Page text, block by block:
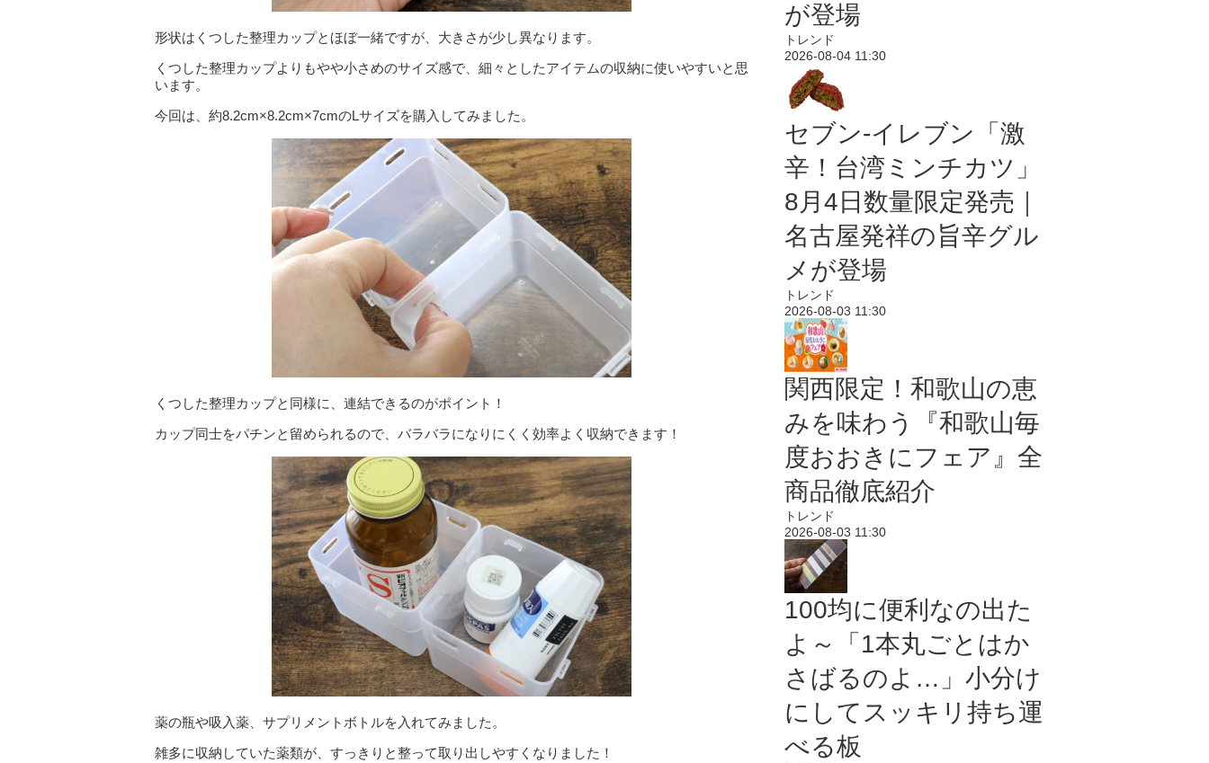
形状はくつした整理カップとほぼ一緒ですが、大きさが少し異なります。
くつした整理カップよりもやや小さめのサイズ感で、細々としたアイテムの収納に使いやすいと思
います。
今回は、約8.2cm×8.2cm×7cmのLサイズを購入してみました。
くつした整理カップと同様に、連結できるのがポイント！
カップ同士をパチンと留められるので、バラバラになりにくく効率よく収納できます！
薬の瓶や吸入薬、サプリメントボトルを入れてみました。
雑多に収納していた薬類が、すっきりと整って取り出しやすくなりました！
が登場
トレンド
2026-08-04 11:30
セブン-イレブン「激
辛！台湾ミンチカツ」
8月4日数量限定発売｜
名古屋発祥の旨辛グル
メが登場
トレンド
2026-08-03 11:30
関西限定！和歌山の恵
みを味わう『和歌山毎
度おおきにフェア』全
商品徹底紹介
トレンド
2026-08-03 11:30
100均に便利なの出た
よ～「1本丸ごとはか
さばるのよ…」小分け
にしてスッキリ持ち運
べる板